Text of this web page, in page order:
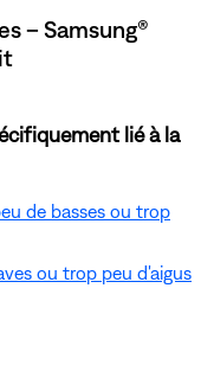
– Samsung®
lié à la
de basses ou trop
ou trop peu d'aigus